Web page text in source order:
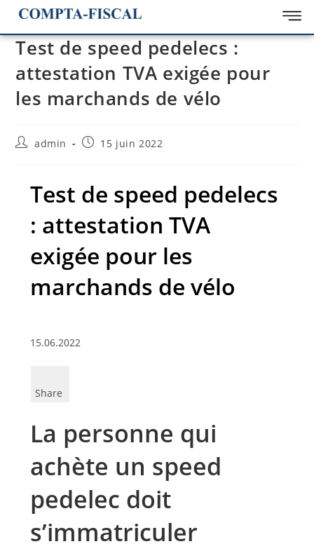
Test de speed pedelecs :
attestation TVA exigée pour
les marchands de vélo
admin 15 juin 2022
Test de speed pedelecs
: attestation TVA
exigée pour les
marchands de vélo
15.06.2022
Share
La personne qui
achète un speed
pedelec doit
s’immatriculer